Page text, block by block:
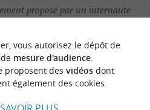
proposé par un internaute
POUR VOUS
vous autorisez le dépôt de
mesure d'audience.
proposent des vidéosdont
également des cookies.